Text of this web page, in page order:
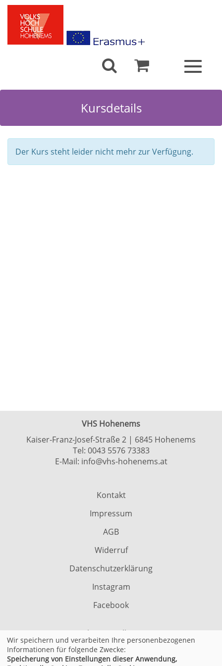
Toggle
Kursdetails
Der Kurs steht leider nicht mehr zur Verfügung.
VHS Hohenems
Kaiser-Franz-Josef-Straße 2 | 6845 Hohenems
Tel: 0043 5576 73383
E-Mail: info@vhs-hohenems.at
Kontakt
Impressum
AGB
Widerruf
Datenschutzerklärung
Instagram
Facebook
Cookie Einstellungen
Wir speichern und verarbeiten Ihre personenbezogenen
Informationen für folgende Zwecke:
Speicherung von Einstellungen dieser Anwendung,